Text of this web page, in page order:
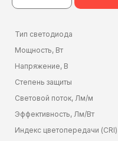
Тип светодиода
Мощность, Вт
Напряжение, В
Степень защиты
Световой поток, Лм/м
Эффективность, Лм/Вт
Индекс цветопередачи (CRI)